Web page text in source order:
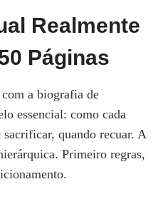
Realmente
Páginas
a biografia de
essencial: como cada
quando recuar. A
Primeiro regras,